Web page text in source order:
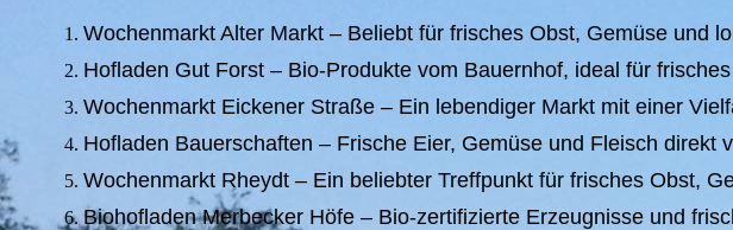
Wochenmarkt Alter Markt – Beliebt für frisches Obst, Gemüse und
Hofladen Gut Forst – Bio-Produkte vom Bauernhof, ideal für
Wochenmarkt Eickener Straße – Ein lebendiger Markt mit einer
Hofladen Bauerschaften – Frische Eier, Gemüse und Fleisch direkt
Wochenmarkt Rheydt – Ein beliebter Treffpunkt für frisches Obst,
Biohofladen Merbecker Höfe – Bio-zertifizierte Erzeugnisse und